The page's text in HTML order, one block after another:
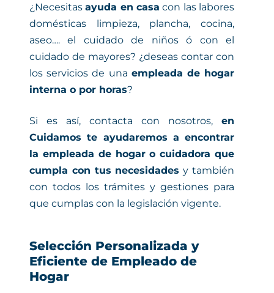
¿Necesitasayuda en casa con las labores
domésticas limpieza, plancha, cocina,
aseo…. el cuidado de niños ó con el
cuidado de mayores? ¿deseas contar con
los servicios de una empleada de hogar
interna o por horas?
Si es así, contacta con nosotros, en
Cuidamos te ayudaremos a encontrar
la empleada de hogar o cuidadora que
cumpla con tus necesidades y también
con todos los trámites y gestiones para
que cumplas con la legislación vigente.
Selección Personalizada y
Eficiente de Empleado de
Hogar